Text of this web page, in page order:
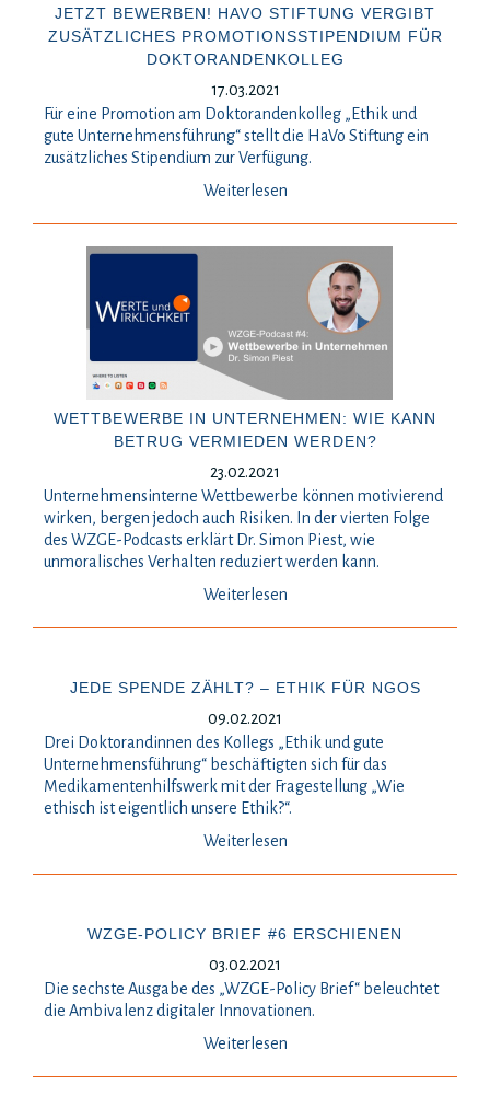
JETZT BEWERBEN! HAVO STIFTUNG VERGIBT
ZUSÄTZLICHES PROMOTIONSSTIPENDIUM FÜR
DOKTORANDENKOLLEG
17.03.2021
Für eine Promotion am Doktorandenkolleg „Ethik und
gute Unternehmensführung“ stellt die HaVo Stiftung ein
zusätzliches Stipendium zur Verfügung.
Weiterlesen
WETTBEWERBE IN UNTERNEHMEN: WIE KANN
BETRUG VERMIEDEN WERDEN?
23.02.2021
Unternehmensinterne Wettbewerbe können motivierend
wirken, bergen jedoch auch Risiken. In der vierten Folge
des WZGE-Podcasts erklärt Dr. Simon Piest, wie
unmoralisches Verhalten reduziert werden kann.
Weiterlesen
JEDE SPENDE ZÄHLT? – ETHIK FÜR NGOS
09.02.2021
Drei Doktorandinnen des Kollegs „Ethik und gute
Unternehmensführung“ beschäftigten sich für das
Medikamentenhilfswerk mit der Fragestellung „Wie
ethisch ist eigentlich unsere Ethik?“.
Weiterlesen
WZGE-POLICY BRIEF #6 ERSCHIENEN
03.02.2021
Die sechste Ausgabe des „WZGE-Policy Brief“ beleuchtet
die Ambivalenz digitaler Innovationen.
Weiterlesen